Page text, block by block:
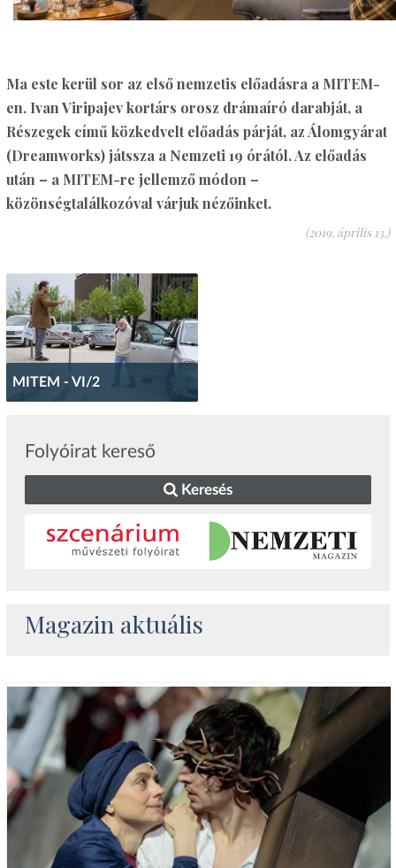
Ma este kerül sor az első nemzetis előadásra a MITEM-
en. Ivan Viripajev kortárs orosz drámaíró darabját, a
Részegek című közkedvelt előadás párját, az Álomgyárat
(Dreamworks) játssza a Nemzeti 19 órától. Az előadás
után – a MITEM-re jellemző módon –
közönségtalálkozóval várjuk nézőinket.
(2019. április 13.)
MITEM - VI/2
Folyóirat kereső
Keresés
Magazin aktuális